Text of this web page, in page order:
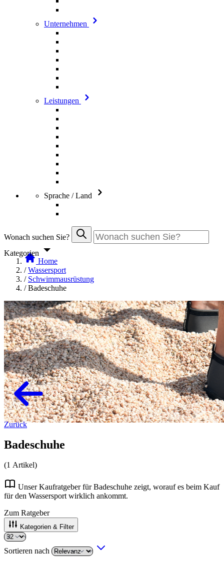
Unternehmen
Leistungen
Sprache / Land
Wonach suchen Sie?
Kategorien
Zurück
Home
/ Wassersport
/ Schwimmausrüstung
/ Badeschuhe
Badeschuhe
(1 Artikel)
Unser Kaufratgeber für Badeschuhe zeigt, worauf es beim Kauf
für den Wassersport wirklich ankommt.
Zum Ratgeber
Kategorien & Filter
Sortieren nach